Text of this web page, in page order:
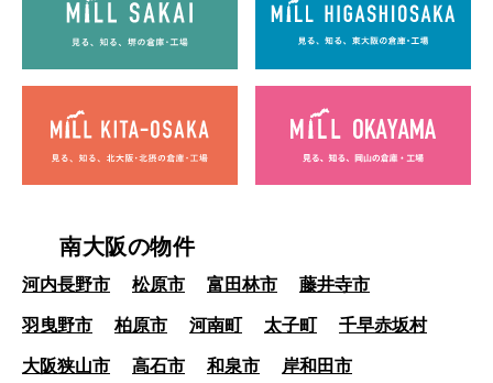
南大阪の物件
河内長野市 松原市 富田林市 藤井寺市
羽曳野市 柏原市 河南町 太子町 千早赤坂村
大阪狭山市 高石市 和泉市 岸和田市